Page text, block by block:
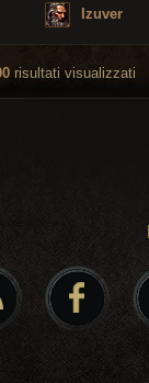
Izuver
risultati visualizzati